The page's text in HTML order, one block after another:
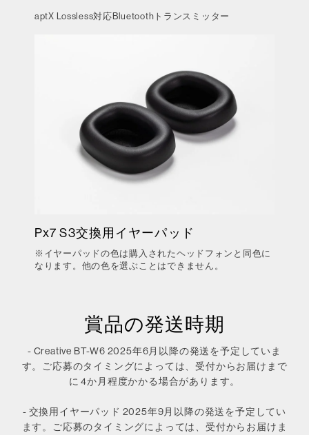
aptX Lossless対応Bluetoothトランスミッター
Px7 S3交換用イヤーパッド
※イヤーパッドの色は購入されたヘッドフォンと同色に
なります。他の色を選ぶことはできません。
賞品の発送時期
- Creative BT-W6 2025年6月以降の発送を予定していま
す。ご応募のタイミングによっては、受付からお届けまで
に 4か月程度かかる場合があります。
- 交換用イヤーパッド 2025年9月以降の発送を予定してい
ます。ご応募のタイミングによっては、受付からお届けま